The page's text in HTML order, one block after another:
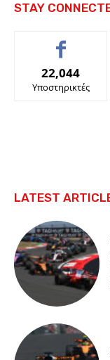
STAY
22,044
Υποστηρικτές
LATEST